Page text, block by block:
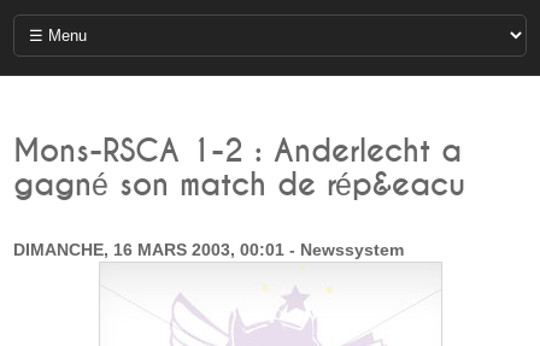
Mons-RSCA 1-2 : Anderlecht a
gagné son match de rép&eacu
DIMANCHE, 16 MARS 2003, 00:01 - Newssystem